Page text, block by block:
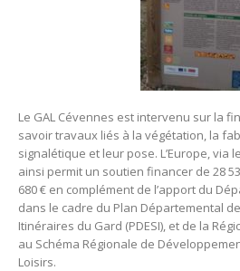
Le GAL Cévennes est intervenu sur la
savoir travaux liés à la végétation, la
signalétique et leur pose. L’Europe, via
ainsi permit un soutien financer de 28
680 € en complément de l’apport du
dans le cadre du Plan Départemental
Itinéraires du Gard (PDESI), et de la
au Schéma Régionale de
Loisirs.